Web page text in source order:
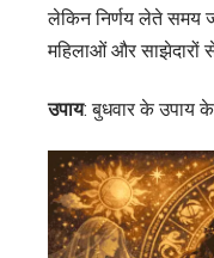
लेकिन निर्णय लेते समय
महिलाओं और साझेदारों
उपाय: बुधवार के उपाय